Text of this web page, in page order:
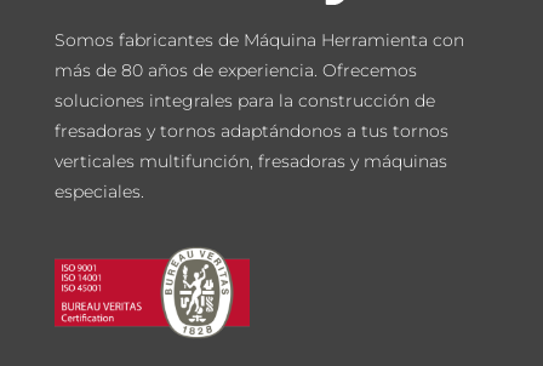
Somos fabricantes de Máquina Herramienta con
más de 80 años de experiencia. Ofrecemos
soluciones integrales para la construcción de
fresadoras y tornos adaptándonos a tus tornos
verticales multifunción, fresadoras y máquinas
especiales.